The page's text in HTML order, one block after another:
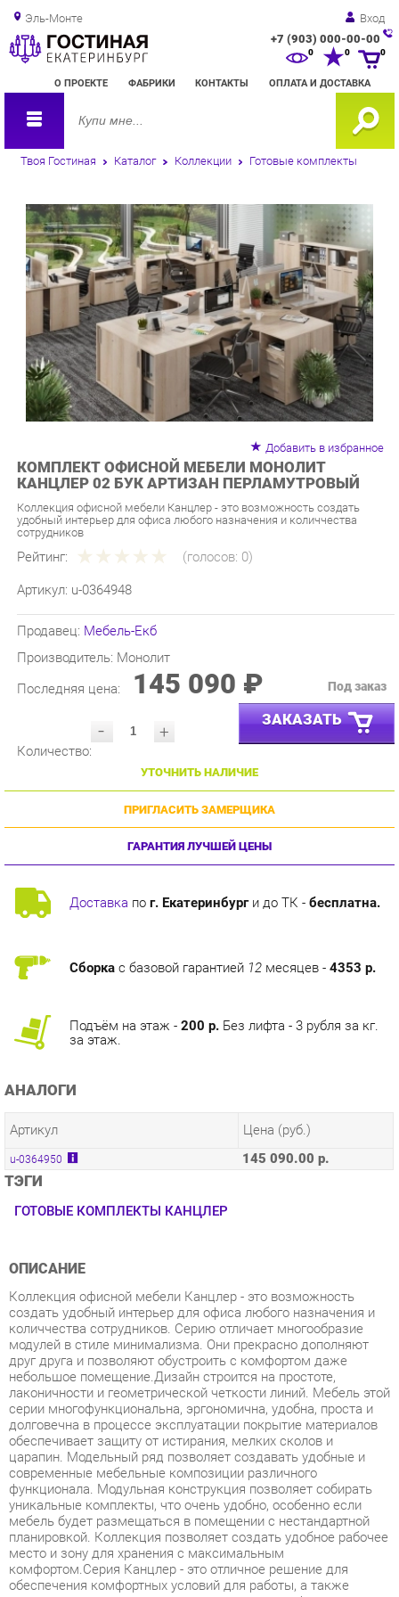
Эль-Монте Вход
+7 (903) 000-00-00
О ПРОЕКТЕ ФАБРИКИ КОНТАКТЫ ОПЛАТА И ДОСТАВКА
0 0
Твоя Гостиная Каталог Коллекции Готовые комплекты
КОМПЛЕКТ ОФИСНОЙ МЕБЕЛИ МОНОЛИТ
КАНЦЛЕР 02 БУК АРТИЗАН ПЕРЛАМУТРОВЫЙ
Коллекция офисной мебели Канцлер - это возможность создать
сотрудников
Рейтинг:
Артикул: u-0364948
Производитель:Монолит
Последняя цена:
145 090 ₽
- ЗАКАЗАТЬ
УТОЧНИТЬ НАЛИЧИЕ
ПРИГЛАСИТЬ ЗАМЕРЩИКА
ГАРАНТИЯ ЛУЧШЕЙ ЦЕНЫ
Доставкапог. Екатеринбурги до ТК -бесплатна.
АНАЛОГИ
Артикул
u-0364950 145 090.00 р.
ТЭГИ
ГОТОВЫЕ КОМПЛЕКТЫ КАНЦЛЕР
ОПИСАНИЕ
создать удобный интерьер для офиса любого назначения и
количчества сотрудников. Серию отличает многообразие
модулей в стиле минимализма. Они прекрасно дополняют
друг друга и позволяют обустроить с комфортом даже
небольшое помещение.Дизайн строится на простоте,
лаконичности и геометрической четкости линий. Мебель этой
серии многофункциональна, эргономична, удобна, проста и
долговечна в процессе эксплуатации покрытие материалов
обеспечивает защиту от истирания, мелких сколов и
царапин. Модельный ряд позволяет создавать удобные и
современные мебельные композиции различного
функционала. Модульная конструкция позволяет собирать
уникальные комплекты, что очень удобно, особенно если
мебель будет размещаться в помещении с нестандартной
планировкой. Коллекция позволяет создать удобное рабочее
место и зону для хранения с максимальным
комфортом.Серия Канцлер - это отличное решение для
обеспечения комфортных условий для работы, а также
современное и качественное оснащение для офиса в
формате open-space, позволяющее оптимизировать
пространство без ущерба для функциональности и удобства.